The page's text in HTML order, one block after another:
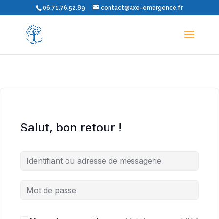
06.71.76.52.89 contact@axe-emergence.fr
Salut, bon retour !